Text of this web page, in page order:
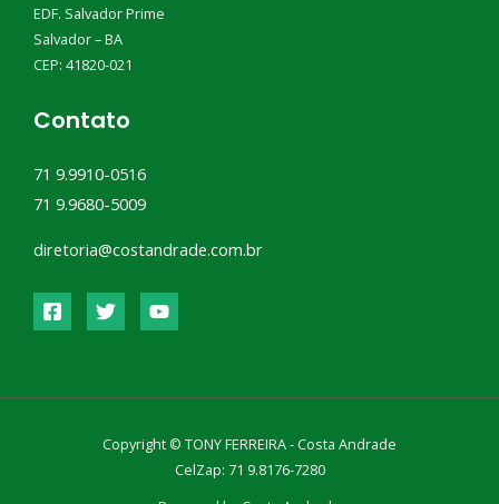
EDF. Salvador Prime
Salvador – BA
CEP: 41820-021
Contato
71 9.9910-0516
71 9.9680-5009
diretoria@costandrade.com.br
Copyright © TONY FERREIRA - Costa Andrade
CelZap: 71 9.8176-7280